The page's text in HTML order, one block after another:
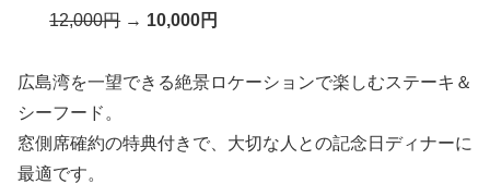
12,000円→ 10,000円
広島湾を一望できる絶景ロケーションで楽しむステーキ＆
シーフード。
窓側席確約の特典付きで、大切な人との記念日ディナーに
最適です。